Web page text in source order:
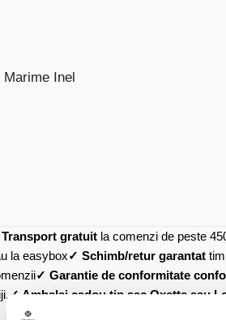
Marime Inel
Transport gratuit la comenzi de peste
la easybox✓ Schimb/retur garantat
✓ Garantie de conformitate
✓ Ambalaj cadou tip sac Oxette sau